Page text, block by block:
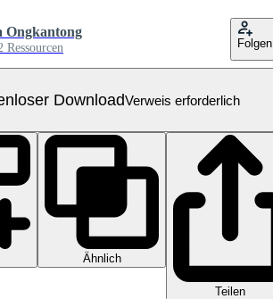
Ongkantong
Ressourcen Folgen
DownloadVerweis erforderlich
Ähnlich
Teilen